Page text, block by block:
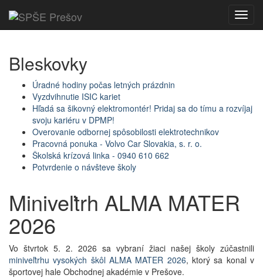
Bleskovky
Úradné hodiny počas letných prázdnin
Vyzdvihnutie ISIC kariet
Hľadá sa šikovný elektromontér! Pridaj sa do tímu a rozvíjaj
svoju kariéru v DPMP!
Overovanie odbornej spôsobilosti elektrotechnikov
Pracovná ponuka - Volvo Car Slovakia, s. r. o.
Školská krízová linka - 0940 610 662
Potvrdenie o návšteve školy
Miniveľtrh ALMA MATER
2026
Vo štvrtok 5. 2. 2026 sa vybraní žiaci našej školy zúčastnili
miniveľtrhu vysokých škôl ALMA MATER 2026, ktorý sa konal v
športovej hale Obchodnej akadémie v Prešove.